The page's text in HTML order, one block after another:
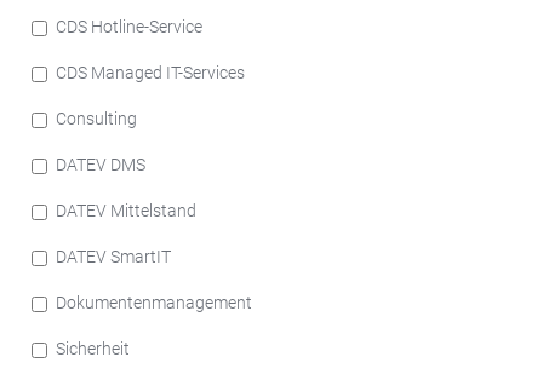
CDS Hotline-Service
CDS Managed IT-Services
Consulting
DATEV DMS
DATEV Mittelstand
DATEV SmartIT
Dokumentenmanagement
Sicherheit